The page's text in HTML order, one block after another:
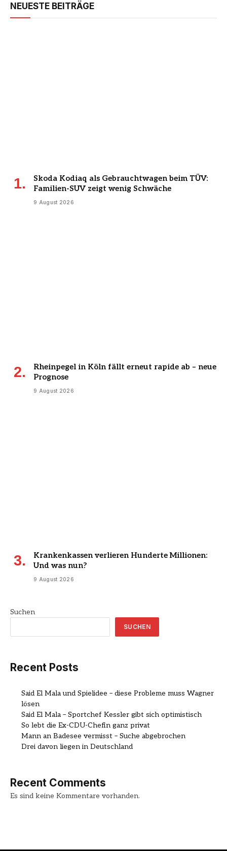
NEUESTE BEITRÄGE
Skoda Kodiaq als Gebrauchtwagen beim TÜV:
Familien-SUV zeigt wenig Schwäche
9 August 2026
Rheinpegel in Köln fällt erneut rapide ab – neue
Prognose
9 August 2026
Krankenkassen verlieren Hunderte Millionen:
Und was nun?
9 August 2026
Suchen
SUCHEN
Recent Posts
Said El Mala und Spielidee – diese Probleme muss Wagner
lösen
Said El Mala – Sportchef Kessler gibt sich optimistisch
So lebt die Ex-CDU-Chefin ganz privat
Mann an Badesee vermisst – Suche abgebrochen
Drei davon liegen in Deutschland
Recent Comments
Es sind keine Kommentare vorhanden.